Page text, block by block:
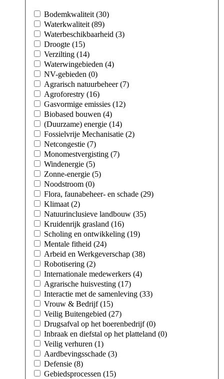
Bodemkwaliteit (30)
Waterkwaliteit (89)
Waterbeschikbaarheid (3)
Droogte (15)
Verzilting (14)
Waterwingebieden (4)
NV-gebieden (0)
Agrarisch natuurbeheer (7)
Agroforestry (16)
Gasvormige emissies (12)
Biobased bouwen (4)
(Duurzame) energie (14)
Fossielvrije Mechanisatie (2)
Netcongestie (7)
Monomestvergisting (7)
Windenergie (5)
Zonne-energie (5)
Noodstroom (0)
Flora, faunabeheer- en schade (29)
Klimaat (2)
Natuurinclusieve landbouw (35)
Kruidenrijk grasland (16)
Scholing en ontwikkeling (19)
Mentale fitheid (24)
Arbeid en Werkgeverschap (38)
Robotisering (2)
Internationale medewerkers (4)
Agrarische huisvesting (17)
Interactie met de samenleving (33)
Vrouw & Bedrijf (15)
Veilig Buitengebied (27)
Drugsafval op het boerenbedrijf (0)
Inbraak en diefstal op het platteland (0)
Veilig verhuren (1)
Aardbevingsschade (3)
Defensie (8)
Gebiedsprocessen (15)